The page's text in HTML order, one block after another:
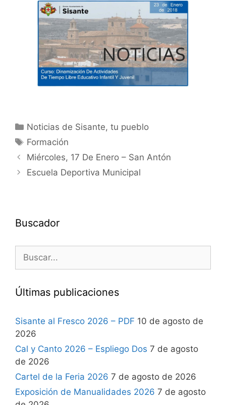
Noticias de Sisante, tu pueblo
Formación
Miércoles, 17 De Enero – San Antón
Escuela Deportiva Municipal
Buscador
Últimas publicaciones
Sisante al Fresco 2026 – PDF 10 de agosto de
2026
Cal y Canto 2026 – Espliego Dos 7 de agosto
de 2026
Cartel de la Feria 2026 7 de agosto de 2026
Exposición de Manualidades 2026 7 de agosto